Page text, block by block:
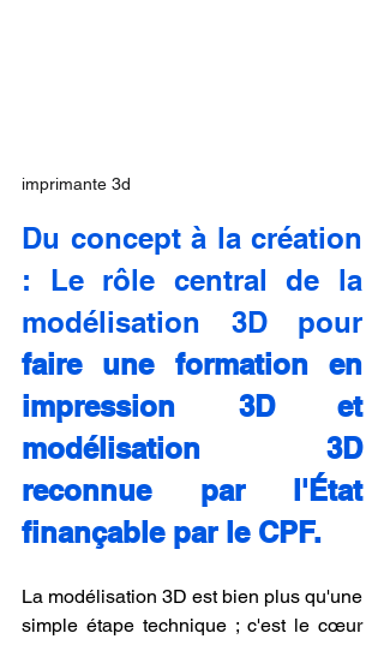
imprimante 3d
Du concept à la création
: Le rôle central de la
faire une formation en
impression 3D et
modélisation 3D
reconnue par l'État
finançable par le CPF.
La modélisation 3D est bien plus qu'une
simple étape technique ; c'est le cœur